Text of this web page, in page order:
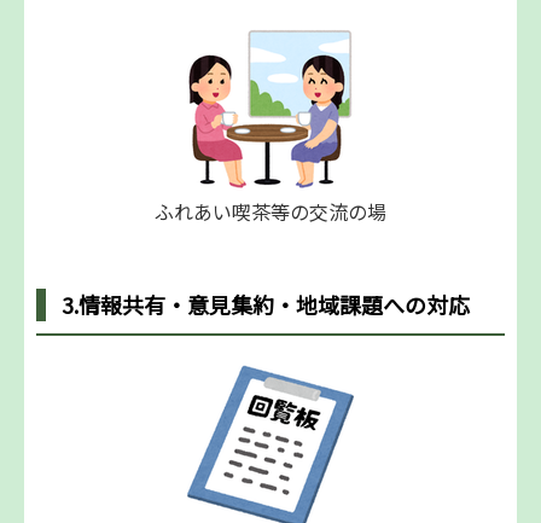
ふれあい喫茶等の交流の場
3.情報共有・意見集約・地域課題への対応